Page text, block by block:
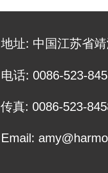
地址: 中国江苏省
电话: 0086-523-
传真: 0086-523-
Email: